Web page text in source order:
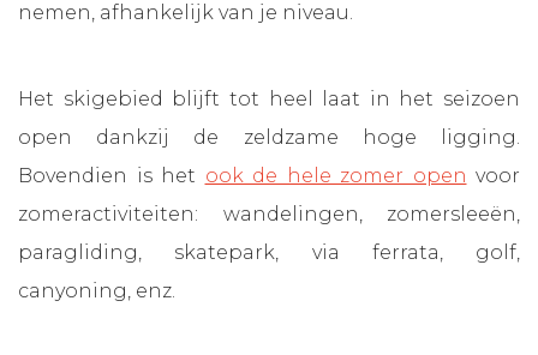
nemen, afhankelijk van je niveau.
Het skigebied blijft tot heel laat in het seizoen
open dankzij de zeldzame hoge ligging.
Bovendien is het ook de hele zomer open voor
zomeractiviteiten: wandelingen, zomersleeën,
paragliding, skatepark, via ferrata, golf,
canyoning, enz.